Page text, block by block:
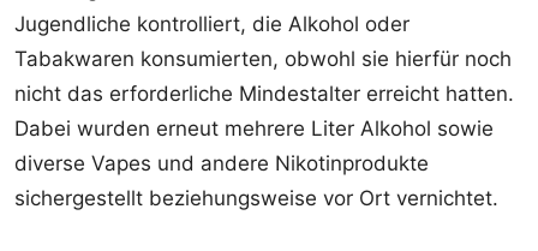
Jugendliche kontrolliert, die Alkohol oder
Tabakwaren konsumierten, obwohl sie hierfür noch
nicht das erforderliche Mindestalter erreicht hatten.
Dabei wurden erneut mehrere Liter Alkohol sowie
diverse Vapes und andere Nikotinprodukte
sichergestellt beziehungsweise vor Ort vernichtet.